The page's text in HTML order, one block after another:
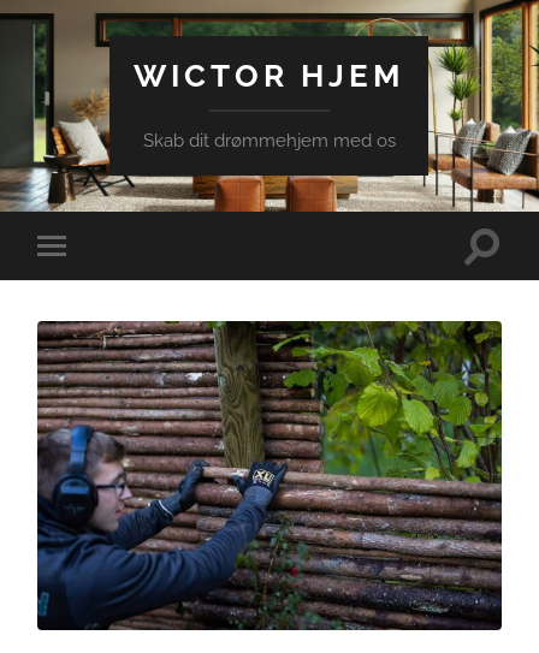
WICTOR HJEM
Skab dit drømmehjem med os
Toggle
mobile
Toggle